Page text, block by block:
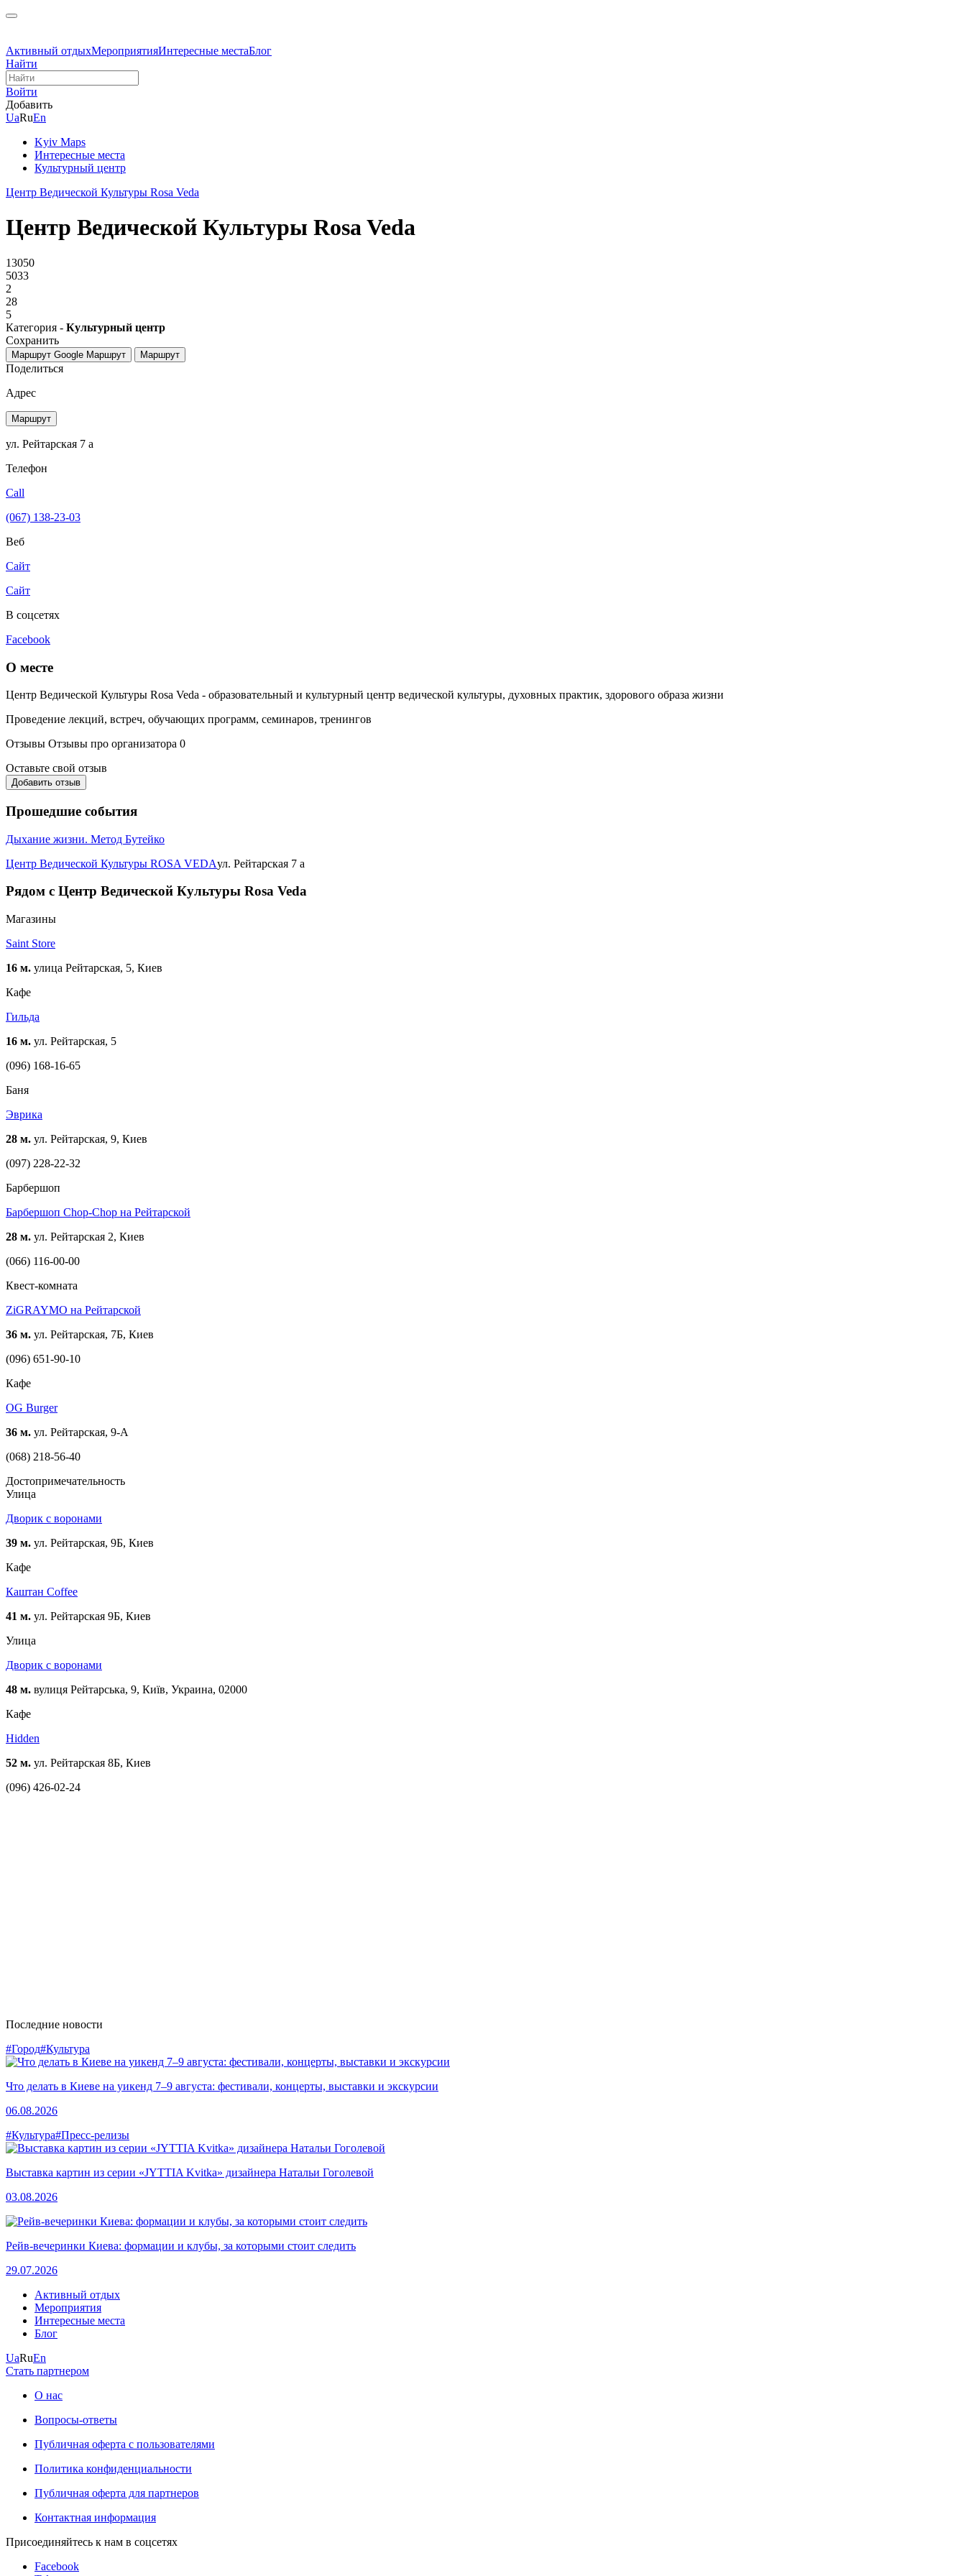
Активный отдыхМероприятияИнтересные местаБлог
Найти
Войти
Добавить
UaRuEn
Kyiv Maps
Интересные места
Культурный центр
Центр Ведической Культуры Rosa Veda
Центр Ведической Культуры Rosa Veda
13050
5033
2
28
5
Категория - Культурный центр
Сохранить
Маршрут Google Маршрут Маршрут
Поделиться
Адрес
Маршрут
ул. Рейтарская 7 а
Телефон
Call
(067) 138-23-03
Веб
Сайт
Сайт
В соцсетях
Facebook
О месте
Центр Ведической Культуры Rosa Veda - образовательный и культурный центр ведической культуры, духовных практик, здорового образа жизни
Проведение лекций, встреч, обучающих программ, семинаров, тренингов
Отзывы Отзывы про организатора 0
Оставьте свой отзыв
Добавить отзыв
Прошедшие события
Дыхание жизни. Метод Бутейко
Центр Ведической Культуры ROSA VEDAул. Рейтарская 7 а
Рядом с Центр Ведической Культуры Rosa Veda
Магазины
Saint Store
16 м. улица Рейтарская, 5, Киев
Кафе
Гильда
16 м. ул. Рейтарская, 5
(096) 168-16-65
Баня
Эврика
28 м. ул. Рейтарская, 9, Киев
(097) 228-22-32
Барбершоп
Барбершоп Chop-Chop на Рейтарской
28 м. ул. Рейтарская 2, Киев
(066) 116-00-00
Квест-комната
ZiGRAYMO на Рейтарской
36 м. ул. Рейтарская, 7Б, Киев
(096) 651-90-10
Кафе
OG Burger
36 м. ул. Рейтарская, 9-А
(068) 218-56-40
Достопримечательность
Улица
Дворик с воронами
39 м. ул. Рейтарская, 9Б, Киев
Кафе
Каштан Coffee
41 м. ул. Рейтарская 9Б, Киев
Улица
Дворик с воронами
48 м. вулиця Рейтарська, 9, Київ, Украина, 02000
Кафе
Hidden
52 м. ул. Рейтарская 8Б, Киев
(096) 426-02-24
Последние новости
#Город#Культура
Что делать в Киеве на уикенд 7–9 августа: фестивали, концерты, выставки и экскурсии
06.08.2026
#Культура#Пресс-релизы
Выставка картин из серии «JYTTIA Kvitka» дизайнера Натальи Гоголевой
03.08.2026
Рейв-вечеринки Киева: формации и клубы, за которыми стоит следить
29.07.2026
Активный отдых
Мероприятия
Интересные места
Блог
UaRuEn
Стать партнером
О нас
Вопросы-ответы
Публичная оферта с пользователями
Политика конфиденциальности
Публичная оферта для партнеров
Контактная информация
Присоединяйтесь к нам в соцсетях
Facebook